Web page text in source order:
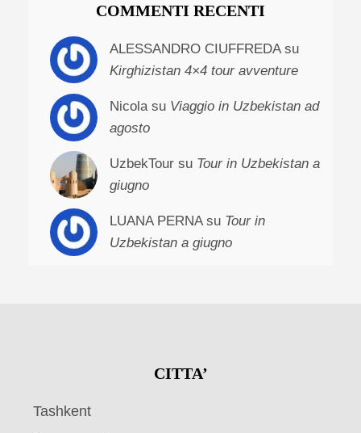
COMMENTI RECENTI
ALESSANDRO CIUFFREDA su
Kirghizistan 4×4 tour avventure
Nicola su Viaggio in Uzbekistan ad
agosto
UzbekTour su Tour in Uzbekistan a
giugno
LUANA PERNA su Tour in
Uzbekistan a giugno
CITTA’
Tashkent